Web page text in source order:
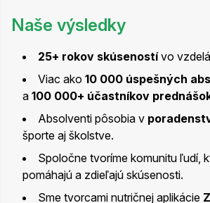
Naše výsledky
25+ rokov skúsenostívo
Viac ako 10 000 úspešných
a 100 000+ účastníkov
Absolventi pôsobia v
športe aj školstve.
Spoločne tvoríme komunitu ľudí,
pomáhajú a zdieľajú skúsenosti.
Sme tvorcami nutričnej aplikácie